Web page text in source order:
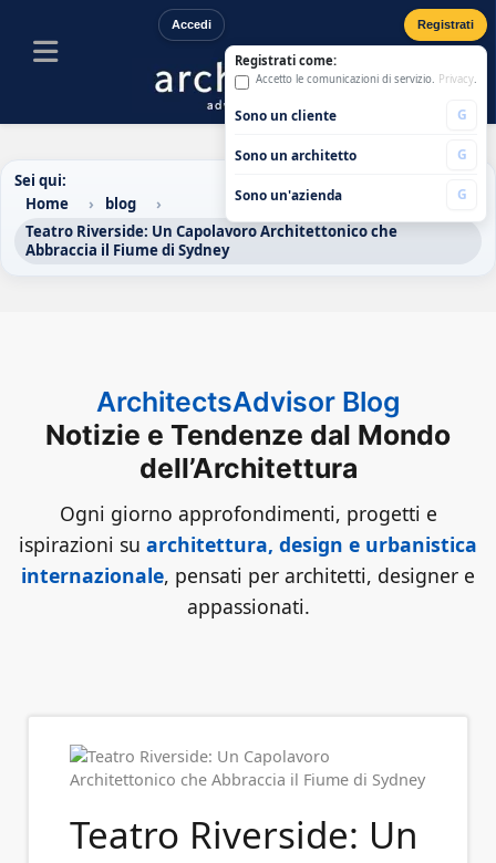
Accedi Registrati
Registrati come:
Accetto le comunicazioni di servizio. Privacy.
Sono un cliente G
Sono un architetto G
Sono un'azienda G
Sei qui:
Home
blog
Teatro Riverside: Un Capolavoro Architettonico che
Abbraccia il Fiume di Sydney
ArchitectsAdvisor Blog
Notizie e Tendenze dal Mondo
dell’Architettura
Ogni giorno approfondimenti, progetti e
ispirazioni su architettura, design e urbanistica
internazionale, pensati per architetti, designer e
appassionati.
Teatro Riverside: Un